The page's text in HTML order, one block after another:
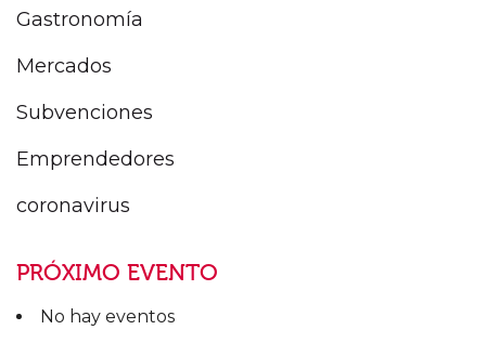
Gastronomía
Mercados
Subvenciones
Emprendedores
coronavirus
PRÓXIMO EVENTO
No hay eventos